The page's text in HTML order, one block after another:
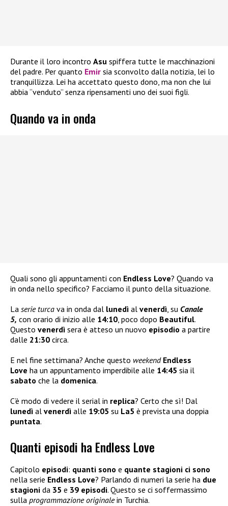
Durante il loro incontro Asu spiffera tutte le macchinazioni
del padre. Per quanto Emir sia sconvolto dalla notizia, lei lo
tranquillizza. Lei ha accettato questo dono, ma non che lui
abbia “venduto” senza ripensamenti uno dei suoi figli.
Quando va in onda
Quali sono gli appuntamenti con Endless Love? Quando va
in onda nello specifico? Facciamo il punto della situazione.
La serie turca va in onda dal lunedì al venerdì , su Canale
5, con orario di inizio alle 14:10 , poco dopo Beautiful.
Questo venerdì sera è atteso un nuovo episodio a partire
dalle 21:30 circa.
E nel fine settimana? Anche questo weekend Endless
Love ha un appuntamento imperdibile alle 14:45 sia il
sabato che la domenica.
C’è modo di vedere il serial in replica? Certo che sì! Dal
lunedì al venerdì alle 19:05 su La5 è prevista una doppia
puntata.
Quanti episodi ha Endless Love
Capitolo episodi: quanti sono e quante stagioni ci sono
nella serie Endless Love? Parlando di numeri la serie ha due
stagioni da 35 e 39 episodi. Questo se ci soffermassimo
sulla programmazione originalein Turchia.